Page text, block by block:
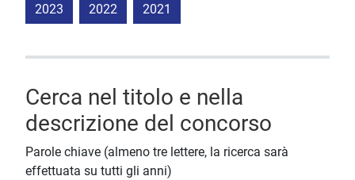
2023 2022 2021
Cerca nel titolo e nella
descrizione del concorso
Parole chiave (almeno tre lettere, la ricerca sarà
effettuata su tutti gli anni)